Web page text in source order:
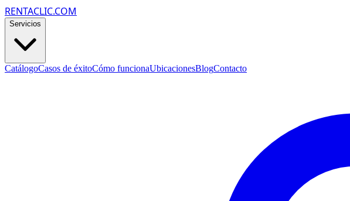
RENTACLIC.COM
Servicios
CatálogoCasos de éxitoCómo funcionaUbicacionesBlogContacto